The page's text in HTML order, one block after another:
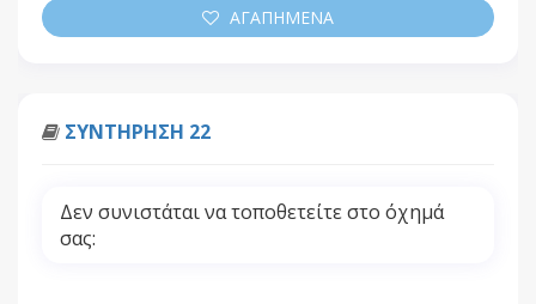
ΑΓΑΠΗΜΕΝΑ
ΣΥΝΤΗΡΗΣΗ 22
Δεν συνιστάται να τοποθετείτε στο όχημά
σας: